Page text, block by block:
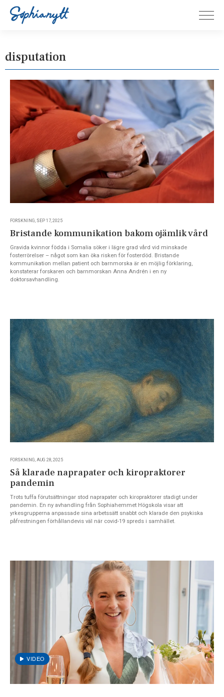
disputation
FORSKNING, SEP 17, 2025
Bristande kommunikation bakom ojämlik vård
Gravida kvinnor födda i Somalia söker i lägre grad vård vid minskade
fosterrörelser – något som kan öka risken för fosterdöd. Bristande
kommunikation mellan patient och barnmorska är en möjlig förklaring,
konstaterar forskaren och barnmorskan Anna Andrén i en ny
doktorsavhandling.
FORSKNING, AUG 28, 2025
Så klarade naprapater och kiropraktorer
pandemin
Trots tuffa förutsättningar stod naprapater och kiropraktorer stadigt under
pandemin. En ny avhandling från Sophiahemmet Högskola visar att
yrkesgrupperna anpassade sina arbetssätt snabbt och klarade den psykiska
påfrestningen förhållandevis väl när covid-19 spreds i samhället.